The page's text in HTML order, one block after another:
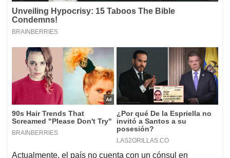
Actualmente, el país no cuenta con un cónsul en